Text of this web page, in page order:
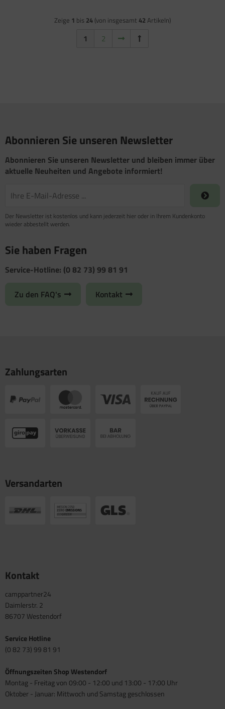
Zeige 1 bis 24 (von insgesamt 42 Artikeln)
1 2
Abonnieren Sie unseren Newsletter
Abonnieren Sie unseren Newsletter und bleiben immer über
aktuelle Neuheiten und Angebote informiert!
Der Newsletter ist kostenlos und kann jederzeit hier oder in Ihrem Kundenkonto
wieder abbestellt werden.
Sie haben Fragen
Service-Hotline: (0 82 73) 99 81 91
Zu den FAQ's Kontakt
Zahlungsarten
Versandarten
Kontakt
camppartner24
Daimlerstr. 2
86707 Westendorf
Service Hotline
(0 82 73) 99 81 91
Öffnungszeiten Shop Westendorf
Montag - Freitag von 09:00 - 12:00 und 13:00 - 17:00 Uhr
Oktober - Januar: Mittwoch und Samstag geschlossen